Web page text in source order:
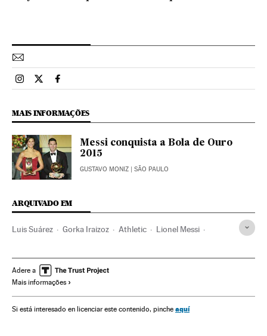
Esportes El País Brasil en Instagram
Esportes El País Brasil en Twitter
Esportes El País Brasil en Facebook
MAIS INFORMAÇÕES
Messi conquista a Bola de Ouro
2015
GUSTAVO MONIZ | SÃO PAULO
ARQUIVADO EM
Luis Suárez Gorka Iraizoz Athletic Lionel Messi
Esportes
Adere a
Mais informações
Si está interesado en licenciar este contenido, pinche aquí